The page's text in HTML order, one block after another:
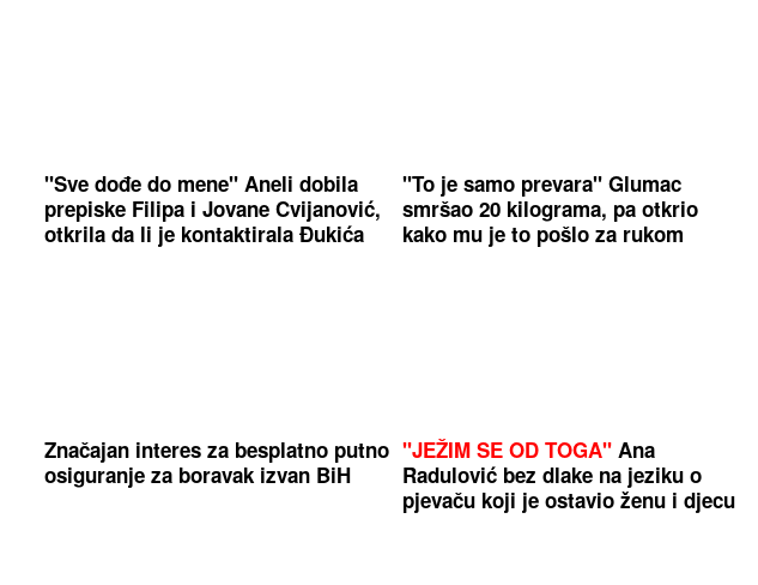
"Sve dođe do mene" Aneli dobila
prepiske Filipa i Jovane Cvijanović,
otkrila da li je kontaktirala Đukića
"To je samo prevara" Glumac
smršao 20 kilograma, pa otkrio
kako mu je to pošlo za rukom
Značajan interes za besplatno putno
osiguranje za boravak izvan BiH
"JEŽIM SE OD TOGA"Ana
Radulović bez dlake na jeziku o
pjevaču koji je ostavio ženu i djecu